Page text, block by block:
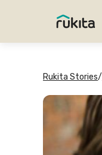
Rukita Stories/